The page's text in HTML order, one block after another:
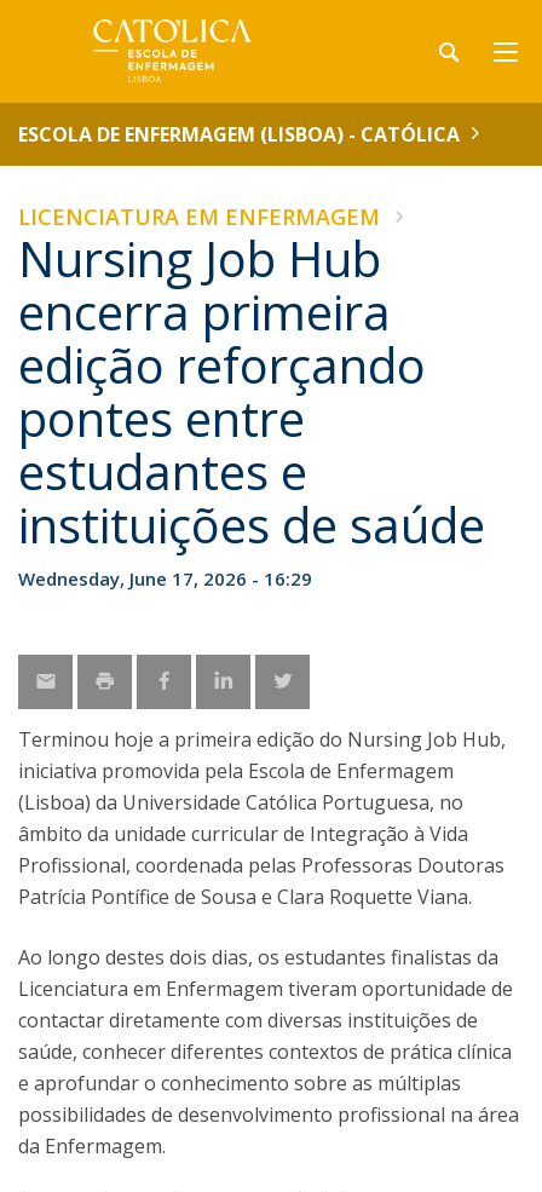
ESCOLA DE ENFERMAGEM (LISBOA) - CATÓLICA
LICENCIATURA EM ENFERMAGEM
Nursing Job Hub
encerra primeira
edição reforçando
pontes entre
estudantes e
instituições de saúde
Wednesday, June 17, 2026 - 16:29
Terminou hoje a primeira edição do Nursing Job Hub,
iniciativa promovida pela Escola de Enfermagem
(Lisboa) da Universidade Católica Portuguesa, no
âmbito da unidade curricular de Integração à Vida
Profissional, coordenada pelas Professoras Doutoras
Patrícia Pontífice de Sousa e Clara Roquette Viana.
Ao longo destes dois dias, os estudantes finalistas da
Licenciatura em Enfermagem tiveram oportunidade de
contactar diretamente com diversas instituições de
saúde, conhecer diferentes contextos de prática clínica
e aprofundar o conhecimento sobre as múltiplas
possibilidades de desenvolvimento profissional na área
da Enfermagem.